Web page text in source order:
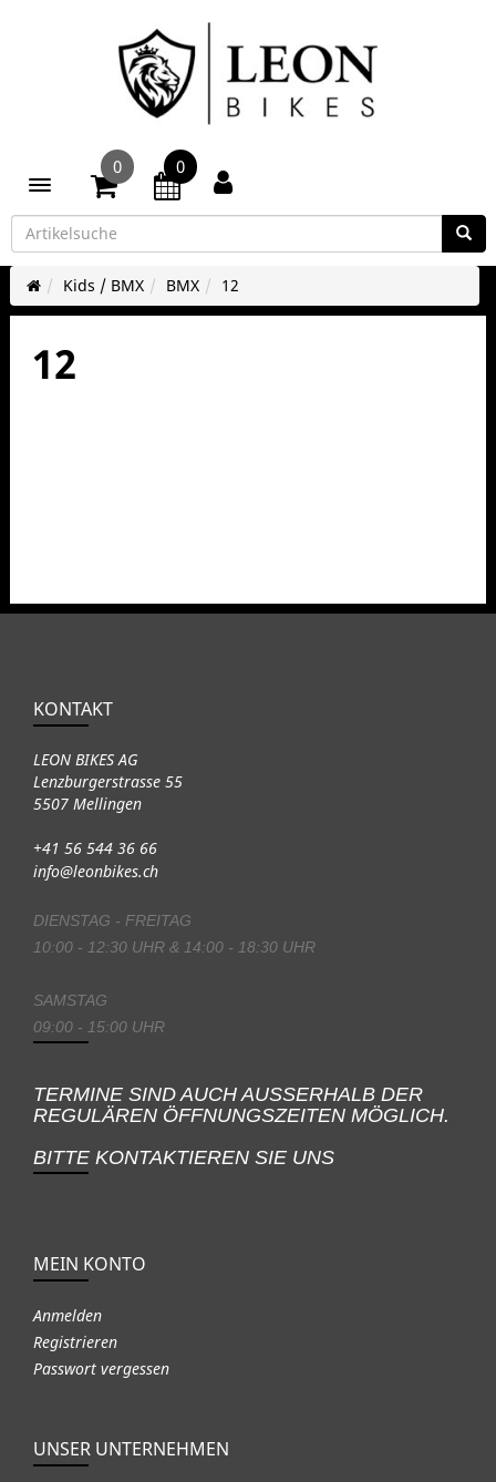
Toggle navigation
0 0
Kids / BMX BMX 12
12
KONTAKT
LEON BIKES AG
Lenzburgerstrasse 55
5507 Mellingen
+41 56 544 36 66
info@leonbikes.ch
DIENSTAG - FREITAG
10:00 - 12:30 UHR & 14:00 - 18:30 UHR
SAMSTAG
09:00 - 15:00 UHR
TERMINE SIND AUCH AUSSERHALB DER
REGULÄREN ÖFFNUNGSZEITEN MÖGLICH.
BITTE KONTAKTIEREN SIE UNS
MEIN KONTO
Anmelden
Registrieren
Passwort vergessen
UNSER UNTERNEHMEN